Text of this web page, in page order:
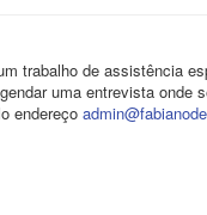
trabalho de assistência
uma entrevista
endereço